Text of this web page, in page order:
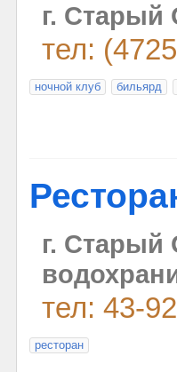
г. Старый
тел:
ночной клуб бильярд
г. Старый
тел: 43-
ресторан